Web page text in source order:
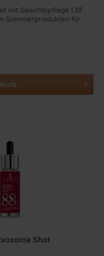
mit Gesichtspflege LSF
Sommerprodukten für
Shot